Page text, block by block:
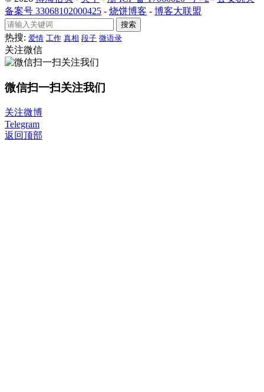
备案号 33068102000425 - 烧饼博客 - 博客大联盟
搜索
热搜: 爱情 工作 真相 段子 微语录
关注微信
微信扫一扫关注我们
关注微博
Telegram
返回顶部